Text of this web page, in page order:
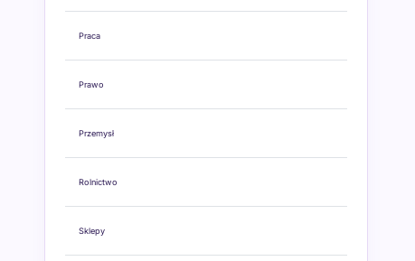
Praca
Prawo
Przemysł
Rolnictwo
Sklepy